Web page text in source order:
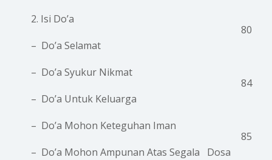
2. Isi Do’a
– Do’a Selamat
– Do’a Syukur Nikmat
– Do’a Untuk Keluarga
– Do’a Mohon Keteguhan Iman
– Do’a Mohon Ampunan Atas Segala Dosa
80
84
85